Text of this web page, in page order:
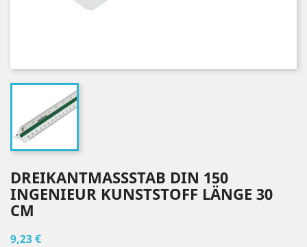
DREIKANTMASSSTAB DIN 150 I
NGENIEUR KUNSTSTOFF LÄNGE 30 C
M
9,23 €